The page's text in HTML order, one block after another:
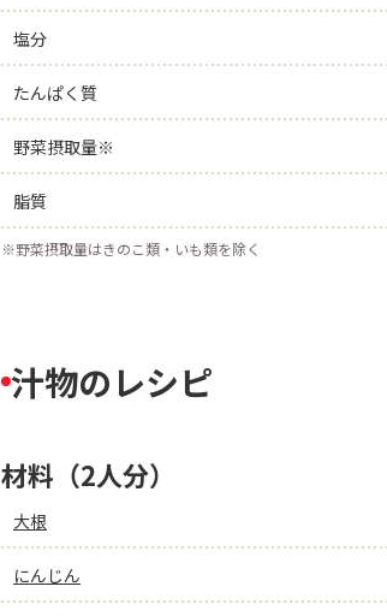
塩分
たんぱく質
野菜摂取量※
脂質
※野菜摂取量はきのこ類・いも類を除く
汁物のレシピ
材料（2人分）
大根
にんじん